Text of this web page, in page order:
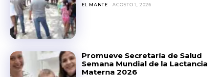
EL MANTE AGOSTO 1, 2026
Promueve Secretaría de Salud
Semana Mundial de la Lactancia
Materna 2026